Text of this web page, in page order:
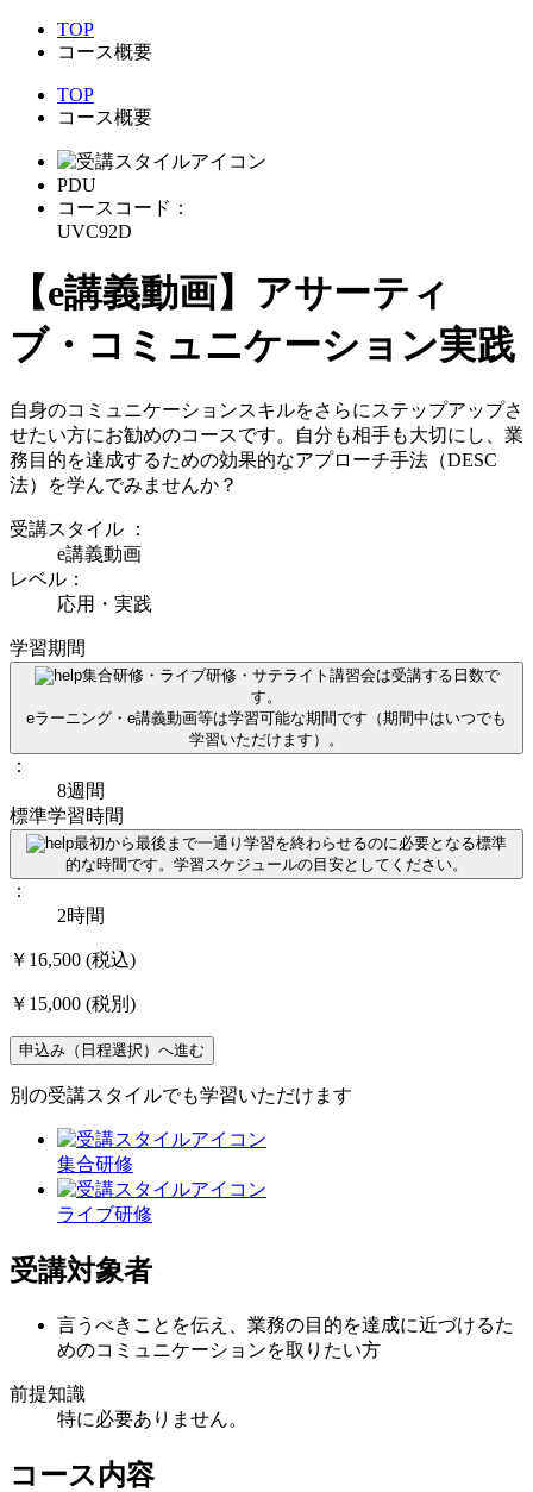
TOP
コース概要
TOP
コース概要
PDU
コースコード：
UVC92D
【e講義動画】アサーティ
ブ・コミュニケーション実践
自身のコミュニケーションスキルをさらにステップアップさ
せたい方にお勧めのコースです。自分も相手も大切にし、業
務目的を達成するための効果的なアプローチ手法（DESC
法）を学んでみませんか？
受講スタイル ：
e講義動画
レベル：
応用・実践
学習期間
集合研修・ライブ研修・サテライト講習会は受講する日数で
す。
eラーニング・e講義動画等は学習可能な期間です（期間中はいつでも
学習いただけます）。
：
8週間
標準学習時間
最初から最後まで一通り学習を終わらせるのに必要となる標準
的な時間です。学習スケジュールの目安としてください。
：
2時間
￥16,500 (税込)
￥15,000 (税別)
申込み（日程選択）へ進む
別の受講スタイルでも学習いただけます
集合研修
ライブ研修
受講対象者
言うべきことを伝え、業務の目的を達成に近づけるた
めのコミュニケーションを取りたい方
前提知識
特に必要ありません。
コース内容